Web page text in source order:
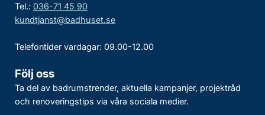
Tel.: 036-71 45 90
kundtjanst@badhuset.se
Telefontider vardagar: 09.00-12.00
Följ oss
Ta del av badrumstrender, aktuella kampanjer, projektråd
och renoveringstips via våra sociala medier.